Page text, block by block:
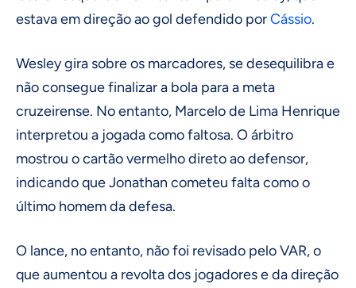
estava em direção ao gol defendido porCássio.
Wesley gira sobre os marcadores, se desequilibra e
não consegue finalizar a bola para a meta
cruzeirense. No entanto, Marcelo de Lima Henrique
interpretou a jogada como faltosa. O árbitro
mostrou o cartão vermelho direto ao defensor,
indicando que Jonathan cometeu falta como o
último homem da defesa.
O lance, no entanto, não foi revisado pelo VAR, o
que aumentou a revolta dos jogadores e da direção